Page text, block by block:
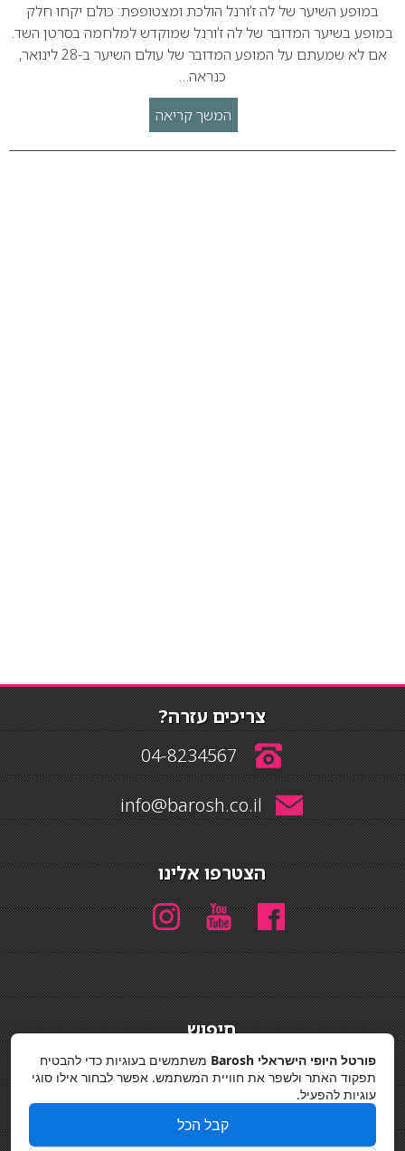
במופע השיער של לה ז’ורנל הולכת ומצטופפת: כולם יקחו חלק
במופע בשיער המדובר של לה ז’ורנל שמוקדש למלחמה בסרטן השד.
אם לא שמעתם על המופע המדובר של עולם השיער ב-28 לינואר,
כנראה…
המשך קריאה
צריכים עזרה?
04-8234567
info@barosh.co.il
הצטרפו אלינו
חיפוש
מדיניות פרטיות
פורטל היופי הישראלי Barosh
משתמשים בעוגיות כדי להבטיח
תפקוד האתר ולשפר את חוויית המשתמש. אפשר לבחור אילו סוגי
עוגיות להפעיל.
קבל הכל